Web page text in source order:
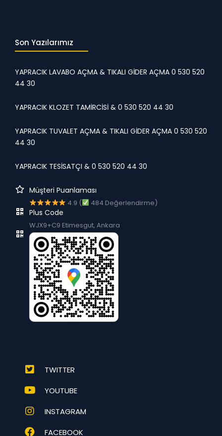
Son Yazılarımız
YAPRACIK LAVABO AÇMA & TIKALI GİDER AÇMA 0 530 520
44 30
YAPRACIK KLOZET TAMİRCİSİ & 0 530 520 44 30
YAPRACIK TUVALET AÇMA & TIKALI GİDER AÇMA 0 530 520
44 30
YAPRACIK TESİSATÇI & 0 530 520 44 30
Müşteri Puanlaması
4.9 ( 484 Değerlendirme)
Plus Code
WJX9+C9 Etimesgut, Ankara
TWITTER
YOUTUBE
INSTAGRAM
FACEBOOK